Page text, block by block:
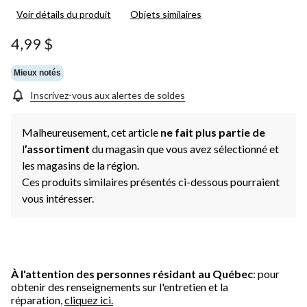
Voir détails du produit Objets similaires
4,99 $
Mieux notés
Inscrivez-vous aux alertes de soldes
Malheureusement, cet article ne fait plus partie de
l’assortiment du magasin que vous avez sélectionné et
les magasins de la région.
Ces produits similaires présentés ci-dessous pourraient
vous intéresser.
À l'attention des personnes résidant au Québec: pour
obtenir des renseignements sur l'entretien et la
réparation, cliquez ici.